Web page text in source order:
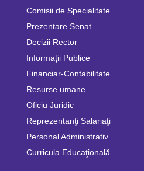
Comisii de Specialitate
Prezentare Senat
Decizii Rector
Informaţii Publice
Financiar-Contabilitate
Resurse umane
Oficiu Juridic
Reprezentanţi Salariaţi
Personal Administrativ
Curricula Educaţională